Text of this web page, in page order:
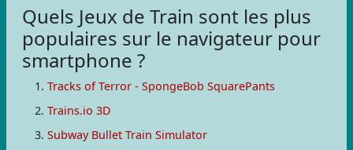
Quels Jeux de Train sont les plus
populaires sur le navigateur pour
smartphone ?
Tracks of Terror - SpongeBob SquarePants
Trains.io 3D
Subway Bullet Train Simulator